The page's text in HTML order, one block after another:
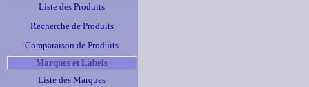
Liste des Produits
Recherche de Produits
Comparaison de Produits
Marques et Labels
Liste des Marques